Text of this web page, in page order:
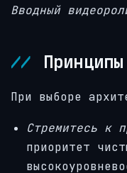
Вводный
При выборе
Стремитесь к
приоритет